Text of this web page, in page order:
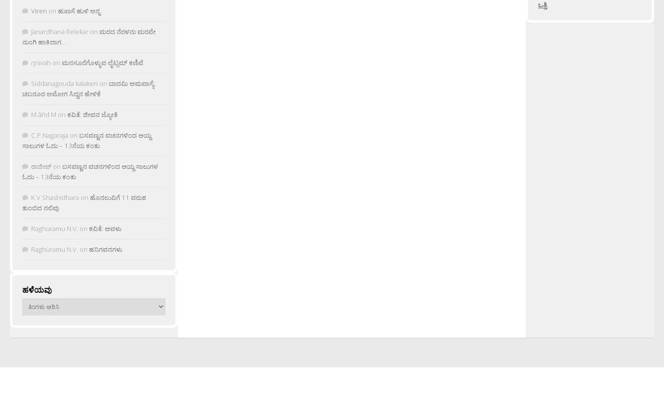
Viren on ಹುಣಸೆ ಹುಳಿ ಅನ್ನ
Janardhana Relekar on ಮರದ ನೆರಳನು ಮರವೇ
ನುಂಗಿ ಹಾಕಿದಾಗ…
rjnivah on ಮನಸೂರೆಗೊಳ್ಳುವ ಲೈಟ್ಲಮ್ ಕಣಿವೆ
Siddanagouda kalakeri on ಬಾದಮಿ ಅಮವಾಸ್ಯೆ:
ಚಬನೂರ ಅಮೋಗ ಸಿದ್ದನ ಹೇಳಿಕೆ
M âñd M on ಕವಿತೆ: ಜೀವನ ಜ್ಯೋತಿ
C.P.Nagaraja on ಬಸವಣ್ಣನ ವಚನಗಳಿಂದ ಆಯ್ದ
ಸಾಲುಗಳ ಓದು – 13ನೆಯ ಕಂತು
ರಾಜೀವ್ on ಬಸವಣ್ಣನ ವಚನಗಳಿಂದ ಆಯ್ದ ಸಾಲುಗಳ
ಓದು – 13ನೆಯ ಕಂತು
K.V Shashidhara on ಹೊನಲುವಿಗೆ 11 ವರುಶ
ತುಂಬಿದ ನಲಿವು
Raghuramu N.V. on ಕವಿತೆ: ಅವಳು
Raghuramu N.V. on ಹನಿಗವನಗಳು
ಹಳೆಯವು
ಹಳೆಯವು
ಒತ್ತಿ.